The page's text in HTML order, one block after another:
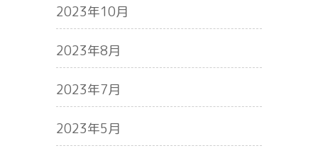
2023年10月
2023年8月
2023年7月
2023年5月